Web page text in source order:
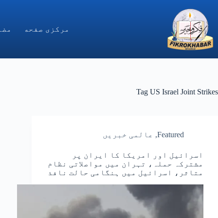
content
مركزى صفحه
Tag US Israel Joint Strikes
Featured
, عالمی خبریں
اسرائیل اور امریکا کا ایران پر
مشترکہ حملہ، تہران میں مواصلاتی نظام
متاثر، اسرائیل میں ہنگامی حالت نافذ